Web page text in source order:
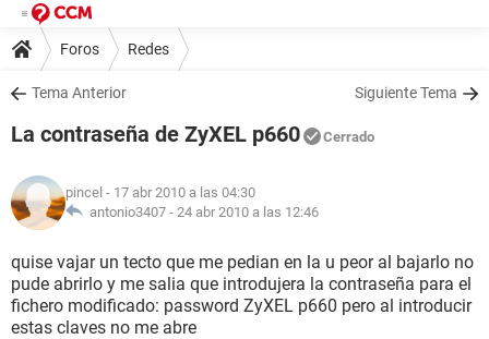
Foros Redes
Tema Anterior Siguiente Tema
La contraseña de ZyXEL p660 Cerrado
pincel - 17 abr 2010 a las 04:30
antonio3407 - 24 abr 2010 a las 12:46
quise vajar un tecto que me pedian en la u peor al bajarlo no
pude abrirlo y me salia que introdujera la contraseña para el
fichero modificado: password ZyXEL p660 pero al introducir
estas claves no me abre